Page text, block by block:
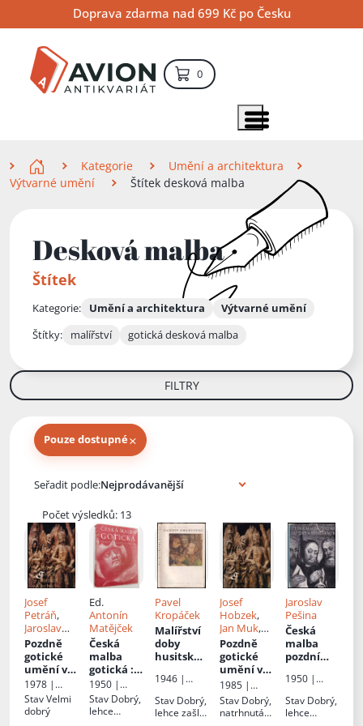
na
obsah
na
navigaci
na
vyhledávání
Doprava zdarma nad 699 Kč po Česku
0položek – košík
Zobrazit položky menu
Kategorie
Umění a architektura
Výtvarné umění
Štítek desková malba
Desková malba
Štítek
Kategorie: Umění a architektura
Výtvarné umění
Štítky:
malířství gotická desková malba
FILTRY
Pouze dostupné×
Seřadit podle:
Počet výsledků: 13
Josef
Petráň,
Jaroslav
Pešina,
Václav
Mencl,
Josef
Krása,
Jaromír
Homolka
Pozdně
gotické
umění v
Čechách
1471-1526
1978 |
Odeon
StavVelmi
dobrý
Ed.
Antonín
Matějček
Česká
malba
gotická:
deskové
malířství
1350-1450
1950 |
Melantrich
Stav Dobrý,
lehce
Pavel
Kropáček
Malířství
doby
husitské:
desková
malba
prvé
poloviny
1946 |
akademie
věd a
Stav Dobrý,
lehce zašlá
Josef
Hobzek,
Jan Muk,
Jiří Kodeš
Il.Václav
Mencl, Př.
Feodosij
Andronik
Dagmar
Bílková,
Pozdně
gotické
umění v
Čechách
1471-1526
1985 |
Odeon
Stav Dobrý,
natrhnutá
Jaroslav
Pešina
Česká
malba
pozdní
renesanc
e
deskové
malířství
1950 |
Stav Dobrý,
lehce